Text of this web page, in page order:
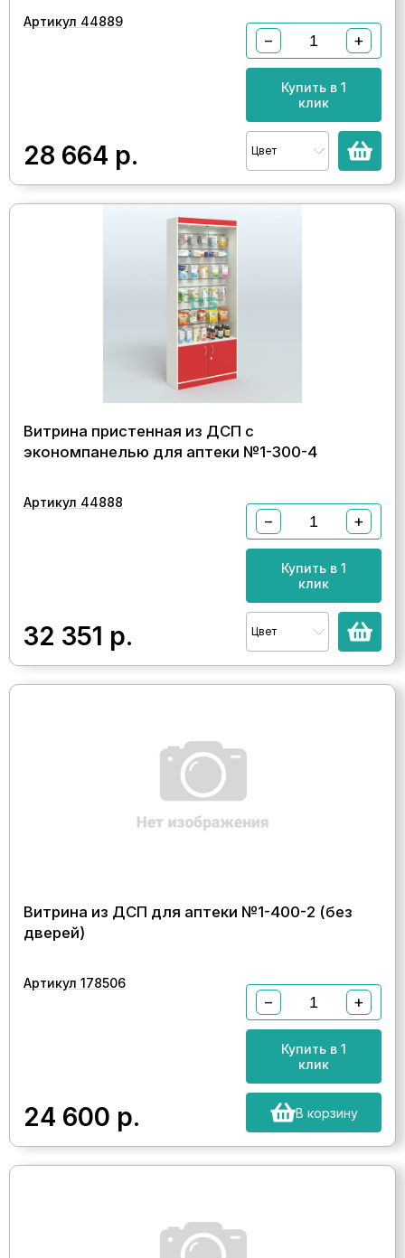
Артикул 44889
28 664 р.
− +
Купить в 1
клик
Цвет
Витрина пристенная из ДСП с
экономпанелью для аптеки №1-300-4
Артикул 44888
32 351 р.
− +
Купить в 1
клик
Цвет
Витрина из ДСП для аптеки №1-400-2 (без
дверей)
Артикул 178506
24 600 р.
− +
Купить в 1
клик
В корзину